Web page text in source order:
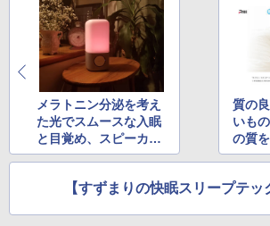
メラトニン分泌を考え
た光でスムースな入眠
と目覚め、スピーカー
付きライト「Smart Sl
質の
いも
の質
よう
【すずまりの快眠スリープテッ